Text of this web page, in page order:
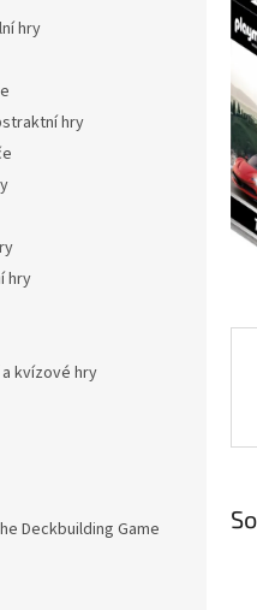
hry
hry
hry
kvízové hry
Deckbuilding Game